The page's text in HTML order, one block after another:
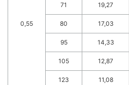
0,55
71 19,27
80 17,03
95 14,33
105 12,87
123 11,08